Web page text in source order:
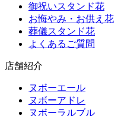
御祝いスタンド花
お悔やみ・お供え花
葬儀スタンド花
よくあるご質問
店舗紹介
ヌボーエール
ヌボーアドレ
ヌボーラルブル